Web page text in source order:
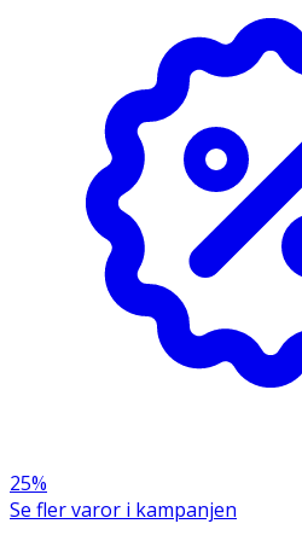
Hexamethylindanopyran,
acetyloctahydronaphthalenes.
Brandfarligt
Fara extremt brandfarlig
sprängas vid uppvärmning. Får
heta ytor, gnistor, öppen låga
antändningskällor. Rökning
öppen låga eller andra
punkteras eller brännas, gäller
Skyddas från solljus. Får inte
över 50° C/122 °F. Förvaras
25%
Se fler varor i kampanjen